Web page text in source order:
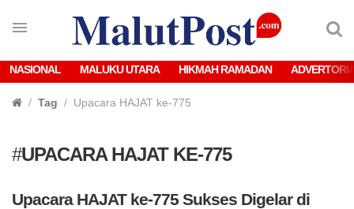
NASIONAL MALUKU UTARA HIKMAH RAMADAN
Tag Upacara HAJAT ke-775
#UPACARA HAJAT KE-775
Upacara HAJAT ke-775 Sukses Digelar di